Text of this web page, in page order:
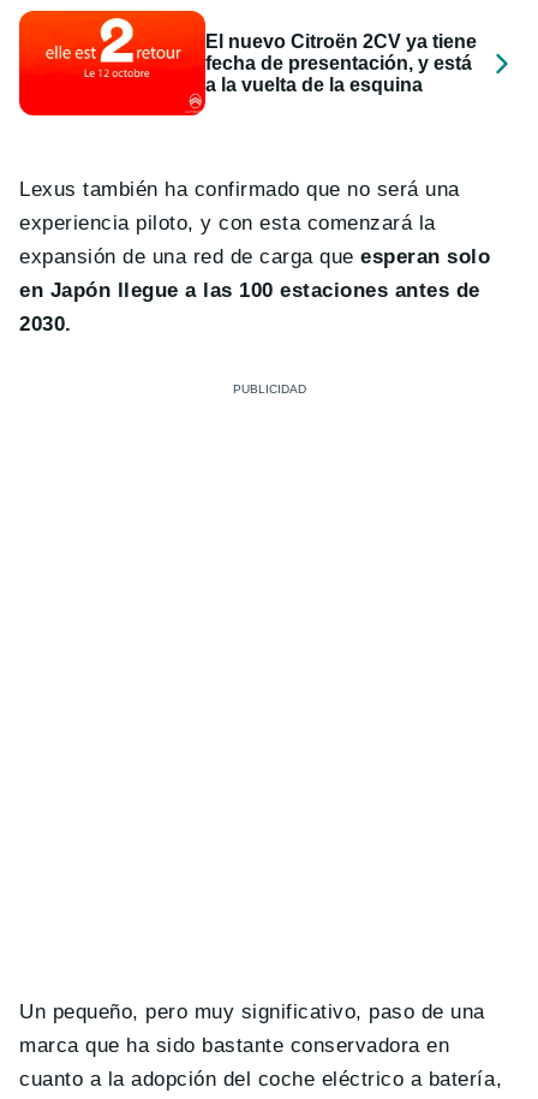
El nuevo Citroën 2CV ya tiene
fecha de presentación, y está
a la vuelta de la esquina
Lexus también ha confirmado que no será una
experiencia piloto, y con esta comenzará la
expansión de una red de carga que esperan solo
en Japón llegue a las 100 estaciones antes de
2030.
Un pequeño, pero muy significativo, paso de una
marca que ha sido bastante conservadora en
cuanto a la adopción del coche eléctrico a batería,